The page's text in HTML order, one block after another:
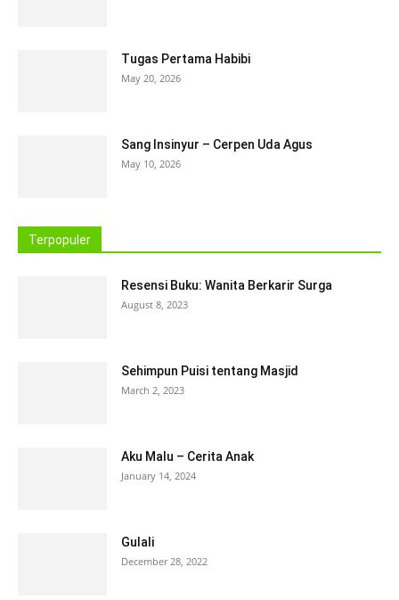
Tugas Pertama Habibi
May 20, 2026
Sang Insinyur – Cerpen Uda Agus
May 10, 2026
Terpopuler
Resensi Buku: Wanita Berkarir Surga
August 8, 2023
Sehimpun Puisi tentang Masjid
March 2, 2023
Aku Malu – Cerita Anak
January 14, 2024
Gulali
December 28, 2022